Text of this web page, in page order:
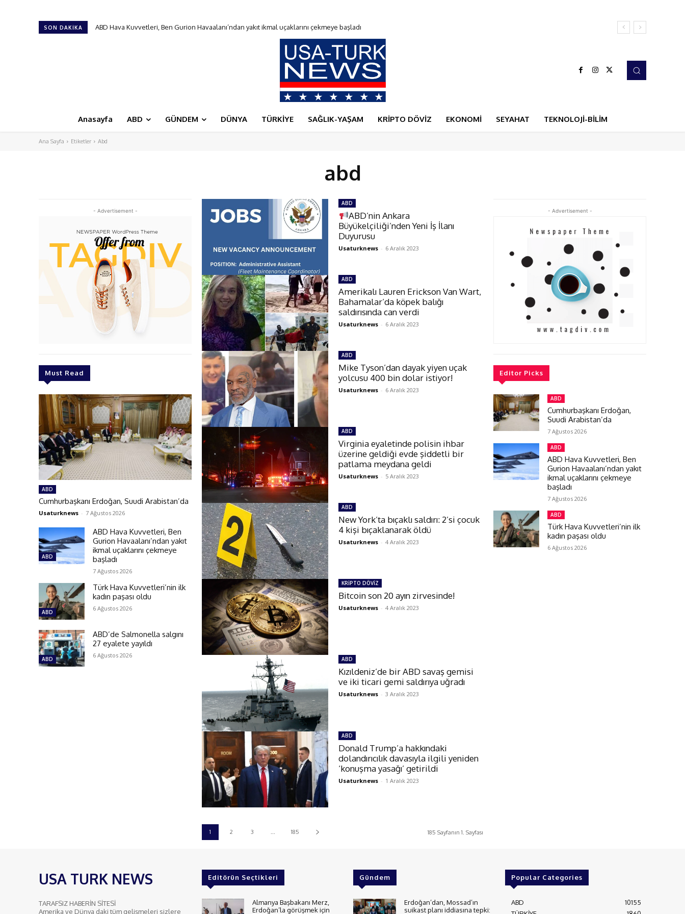
SON DAKIKA ABD Hava Kuvvetleri, Ben Gurion Havaalanı’ndan yakıt ikmal uçaklarını çekmeye başladı
Türk Hava Kuvvetleri’nin ilk kadın paşası oldu
Anasayfa ABD GÜNDEM DÜNYA TÜRKİYE SAĞLIK-YAŞAM KRİPTO DÖVİZ EKONOMİ SEYAHAT TEKNOLOJİ-BİLİM
Ana Sayfa Etiketler Abd
abd
- Advertisement -
Must Read
ABD
Cumhurbaşkanı Erdoğan, Suudi Arabistan’da
Usaturknews - 7 Ağustos 2026
ABD
ABD Hava Kuvvetleri, Ben
Gurion Havaalanı’ndan yakıt
ikmal uçaklarını çekmeye
başladı
7 Ağustos 2026
ABD
Türk Hava Kuvvetleri’nin ilk
kadın paşası oldu
6 Ağustos 2026
ABD
ABD’de Salmonella salgını
27 eyalete yayıldı
6 Ağustos 2026
ABD
ABD’nin Ankara
Büyükelçiliği’nden Yeni İş İlanı
Duyurusu
Usaturknews - 6 Aralık 2023
ABD
Amerikalı Lauren Erickson Van Wart,
Bahamalar’da köpek balığı
saldırısında can verdi
Usaturknews - 6 Aralık 2023
ABD
Mike Tyson’dan dayak yiyen uçak
yolcusu 400 bin dolar istiyor!
Usaturknews - 6 Aralık 2023
ABD
Virginia eyaletinde polisin ihbar
üzerine geldiği evde şiddetli bir
patlama meydana geldi
Usaturknews - 5 Aralık 2023
ABD
New York’ta bıçaklı saldırı: 2’si çocuk
4 kişi bıçaklanarak öldü
Usaturknews - 4 Aralık 2023
KRİPTO DÖVİZ
Bitcoin son 20 ayın zirvesinde!
Usaturknews - 4 Aralık 2023
ABD
Kızıldeniz’de bir ABD savaş gemisi
ve iki ticari gemi saldırıya uğradı
Usaturknews - 3 Aralık 2023
ABD
Donald Trump’a hakkındaki
dolandırıcılık davasıyla ilgili yeniden
‘konuşma yasağı’ getirildi
Usaturknews - 1 Aralık 2023
1 2 3 185 185 Sayfanın 1. Sayfası
- Advertisement -
Editor Picks
ABD
Cumhurbaşkanı Erdoğan,
Suudi Arabistan’da
7 Ağustos 2026
ABD
ABD Hava Kuvvetleri, Ben
Gurion Havaalanı’ndan yakıt
ikmal uçaklarını çekmeye
başladı
7 Ağustos 2026
ABD
Türk Hava Kuvvetleri’nin ilk
kadın paşası oldu
6 Ağustos 2026
USA TURK NEWS
TARAFSIZ HABERİN SİTESİ
Amerika ve Dünya daki tüm gelişmeleri sizlere
Editörün Seçtikleri
Almanya Başbakanı Merz,
Erdoğan’la görüşmek için
Gündem
Erdoğan’dan, Mossad’ın
suikast planı iddiasına tepki:
Popular Categories
ABD
10155